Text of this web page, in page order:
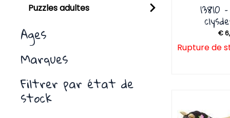
Puzzles adultes
Ages
Marques
Filtrer par état de
stock
13810
€
Rupture de